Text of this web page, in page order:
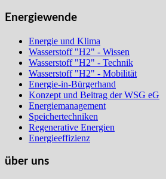
Energiewende
Energie und Klima
Wasserstoff "H2" - Wissen
Wasserstoff "H2" - Technik
Wasserstoff "H2" - Mobilität
Energie-in-Bürgerhand
Konzept und Beitrag der WSG eG
Energiemanagement
Speichertechniken
Regenerative Energien
Energieeffizienz
über uns